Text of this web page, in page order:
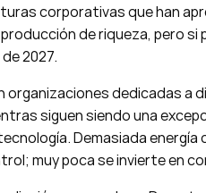
corporativas que han
de riqueza, pero si
2027.
organizaciones dedicadas a
siguen siendo una
Demasiada energía
muy poca se invierte en